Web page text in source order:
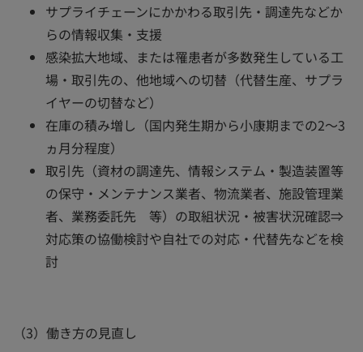
サプライチェーンにかかわる取引先・調達先などか
らの情報収集・支援
感染拡大地域、または罹患者が多数発生している工
場・取引先の、他地域への切替（代替生産、サプラ
イヤーの切替など）
在庫の積み増し（国内発生期から小康期までの2～3
ヵ月分程度）
取引先（資材の調達先、情報システム・製造装置等
の保守・メンテナンス業者、物流業者、施設管理業
者、業務委託先 等）の取組状況・被害状況確認⇒
対応策の協働検討や自社での対応・代替先などを検
討
（3）働き方の見直し